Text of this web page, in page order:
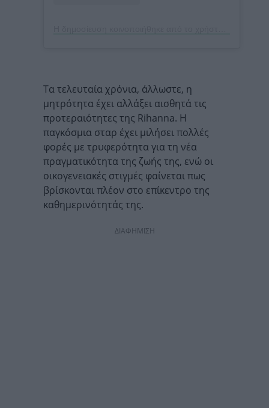
Τα τελευταία χρόνια, άλλωστε, η
μητρότητα έχει αλλάξει αισθητά τις
προτεραιότητες της Rihanna. Η
παγκόσμια σταρ έχει μιλήσει πολλές
φορές με τρυφερότητα για τη νέα
πραγματικότητα της ζωής της, ενώ οι
οικογενειακές στιγμές φαίνεται πως
βρίσκονται πλέον στο επίκεντρο της
καθημερινότητάς της.
ΔΙΑΦΗΜΙΣΗ